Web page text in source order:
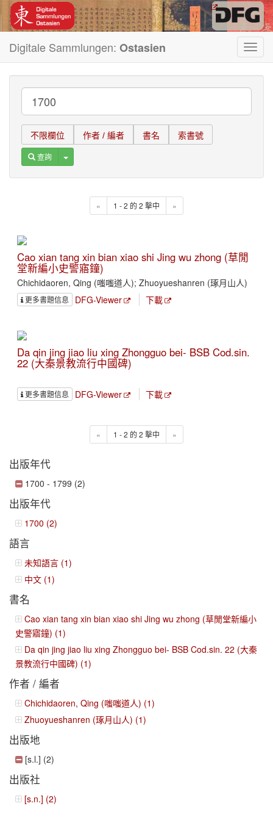
Digitale Sammlungen: Ostasien
不限欄位 作者 / 編者 書名 索書號
查詢 Toggle Dropdown
« 1 - 2 的 2 擊中 »
Cao xian tang xin bian xiao shi Jing wu zhong (草閒
堂新編小史警寤鐘)
Chichidaoren, Qing (嗤嗤道人); Zhuoyueshanren (琢月山人)
更多書題信息 DFG-Viewer 下載
Da qin jing jiao liu xing Zhongguo bei- BSB Cod.sin.
22 (大秦景教流行中國碑)
更多書題信息 DFG-Viewer 下載
« 1 - 2 的 2 擊中 »
出版年代
1700 - 1799 (2)
出版年代
1700 (2)
語言
未知語言 (1)
中文 (1)
書名
Cao xian tang xin bian xiao shi Jing wu zhong (草閒堂新編小
史警寤鐘) (1)
Da qin jing jiao liu xing Zhongguo bei- BSB Cod.sin. 22 (大秦
景教流行中國碑) (1)
作者 / 編者
Chichidaoren, Qing (嗤嗤道人) (1)
Zhuoyueshanren (琢月山人) (1)
出版地
[s.l.] (2)
出版社
[s.n.] (2)